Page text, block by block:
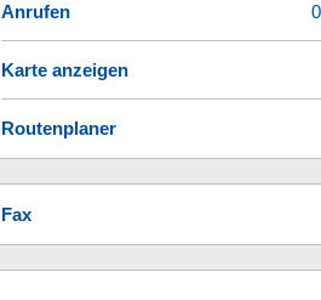
Anrufen
Karte anzeigen
Routenplaner
Fax